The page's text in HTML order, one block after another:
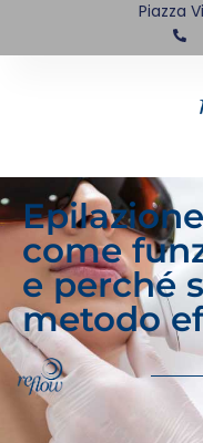
Piazza
come
e perché
metodo